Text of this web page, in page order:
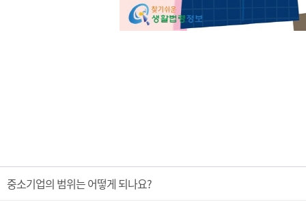
중소기업의 범위는 어떻게 되나요?